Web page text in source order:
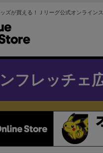
ズが買える！Ｊリーグ公式オンライン
フレッチェ